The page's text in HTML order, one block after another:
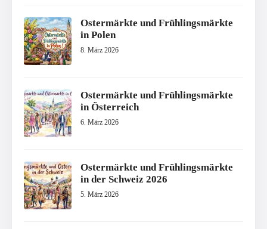
Ostermärkte und Frühlingsmärkte
in Polen
8. März 2026
Ostermärkte und Frühlingsmärkte
in Österreich
6. März 2026
Ostermärkte und Frühlingsmärkte
in der Schweiz 2026
5. März 2026